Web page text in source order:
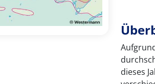
dieses